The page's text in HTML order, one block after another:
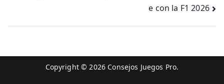
e con la F1 2026
Copyright © 2026 Consejos Juegos Pro.